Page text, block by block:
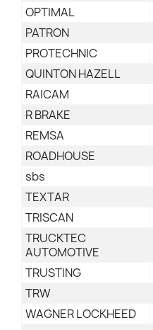
OPTIMAL
PATRON
PROTECHNIC
QUINTON HAZELL
RAICAM
R BRAKE
REMSA
ROADHOUSE
sbs
TEXTAR
TRISCAN
TRUCKTEC
AUTOMOTIVE
TRUSTING
TRW
WAGNER LOCKHEED